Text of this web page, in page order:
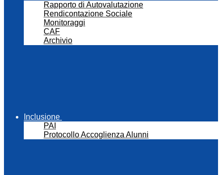
Rapporto di Autovalutazione
Rendicontazione Sociale
Monitoraggi
CAF
Archivio
Inclusione
PAI
Protocollo Accoglienza Alunni